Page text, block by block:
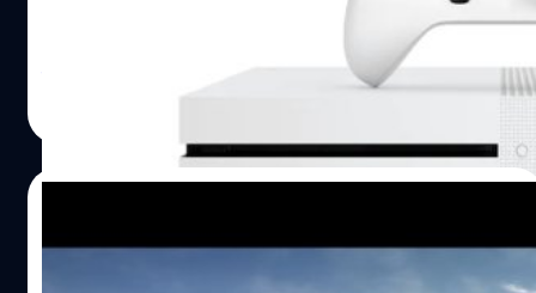
| 1668 days ago
The Elder Scrolls VI จะวางจำหน่ายเฉพาะ